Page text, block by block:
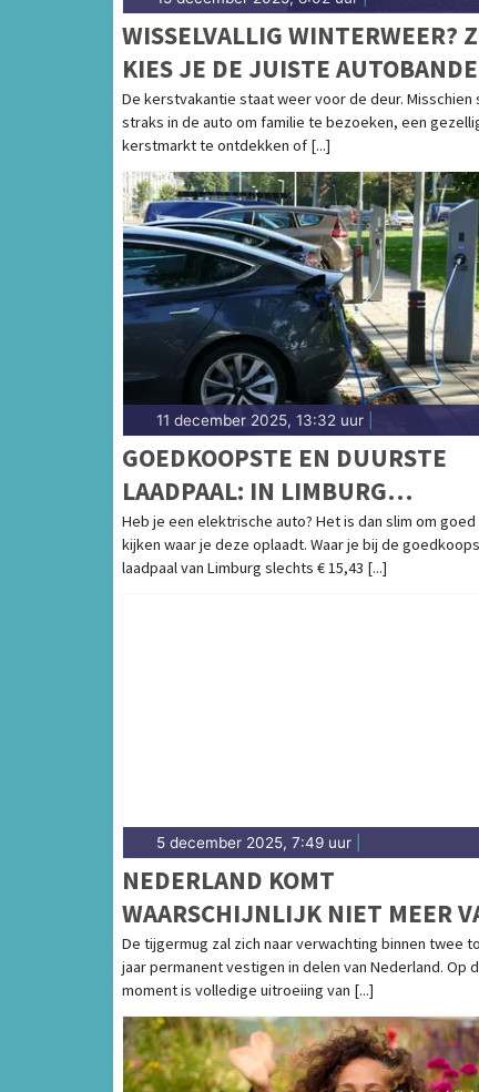
WISSELVALLIG WINTERWEER?
KIES JE DE JUISTE
De kerstvakantie staat weer voor de deur. Misschien
straks in de auto om familie te bezoeken, een
kerstmarkt te ontdekken of [...]
11 december 2025, 13:32 uur
GOEDKOOPSTE EN DUURSTE
LAADPAAL: IN LIMBURG
PRIJSVERSCHIL TOT RUIM €
VOOR EEN VOLLE BATTERIJ
Heb je een elektrische auto? Het is dan slim om goed
kijken waar je deze oplaadt. Waar je bij de
laadpaal van Limburg slechts € 15,43 [...]
5 december 2025, 7:49 uur
NEDERLAND KOMT
WAARSCHIJNLIJK NIET MEER
TIJGERMUG AF
De tijgermug zal zich naar verwachting binnen twee
jaar permanent vestigen in delen van Nederland. Op
moment is volledige uitroeiing van [...]